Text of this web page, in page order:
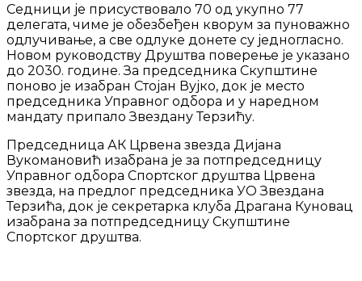
Седници је присуствовало 70 од укупно 77
делегата, чиме је обезбеђен кворум за пуноважно
одлучивање, а све одлуке донете су једногласно.
Новом руководству Друштва поверење је указано
до 2030. године. За председника Скупштине
поново је изабран Стојан Вујко, док је место
председника Управног одбора и у наредном
мандату припало Звездану Терзићу.
Председница АК Црвена звезда Дијана
Вукомановић изабрана је за потпредседницу
Управног одбора Спортског друштва Црвена
звезда, на предлог председника УО Звездана
Терзића, док је секретарка клуба Драгана Куновац
изабрана за потпредседницу Скупштине
Спортског друштва.